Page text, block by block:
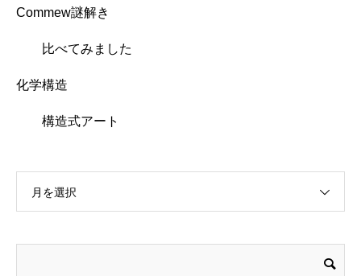
Commew謎解き
比べてみました
化学構造
構造式アート
月を選択